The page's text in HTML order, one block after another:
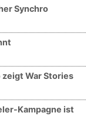
Synchro
War Stories
Kampagne ist